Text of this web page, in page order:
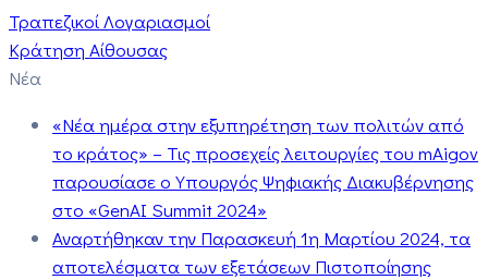
Τραπεζικοί Λογαριασμοί
Κράτηση Αίθουσας
Νέα
«Νέα ημέρα στην εξυπηρέτηση των πολιτών από
το κράτος» – Τις προσεχείς λειτουργίες του mAigov
παρουσίασε ο Υπουργός Ψηφιακής Διακυβέρνησης
στο «GenAI Summit 2024»
Αναρτήθηκαν την Παρασκευή 1η Μαρτίου 2024, τα
αποτελέσματα των εξετάσεων Πιστοποίησης